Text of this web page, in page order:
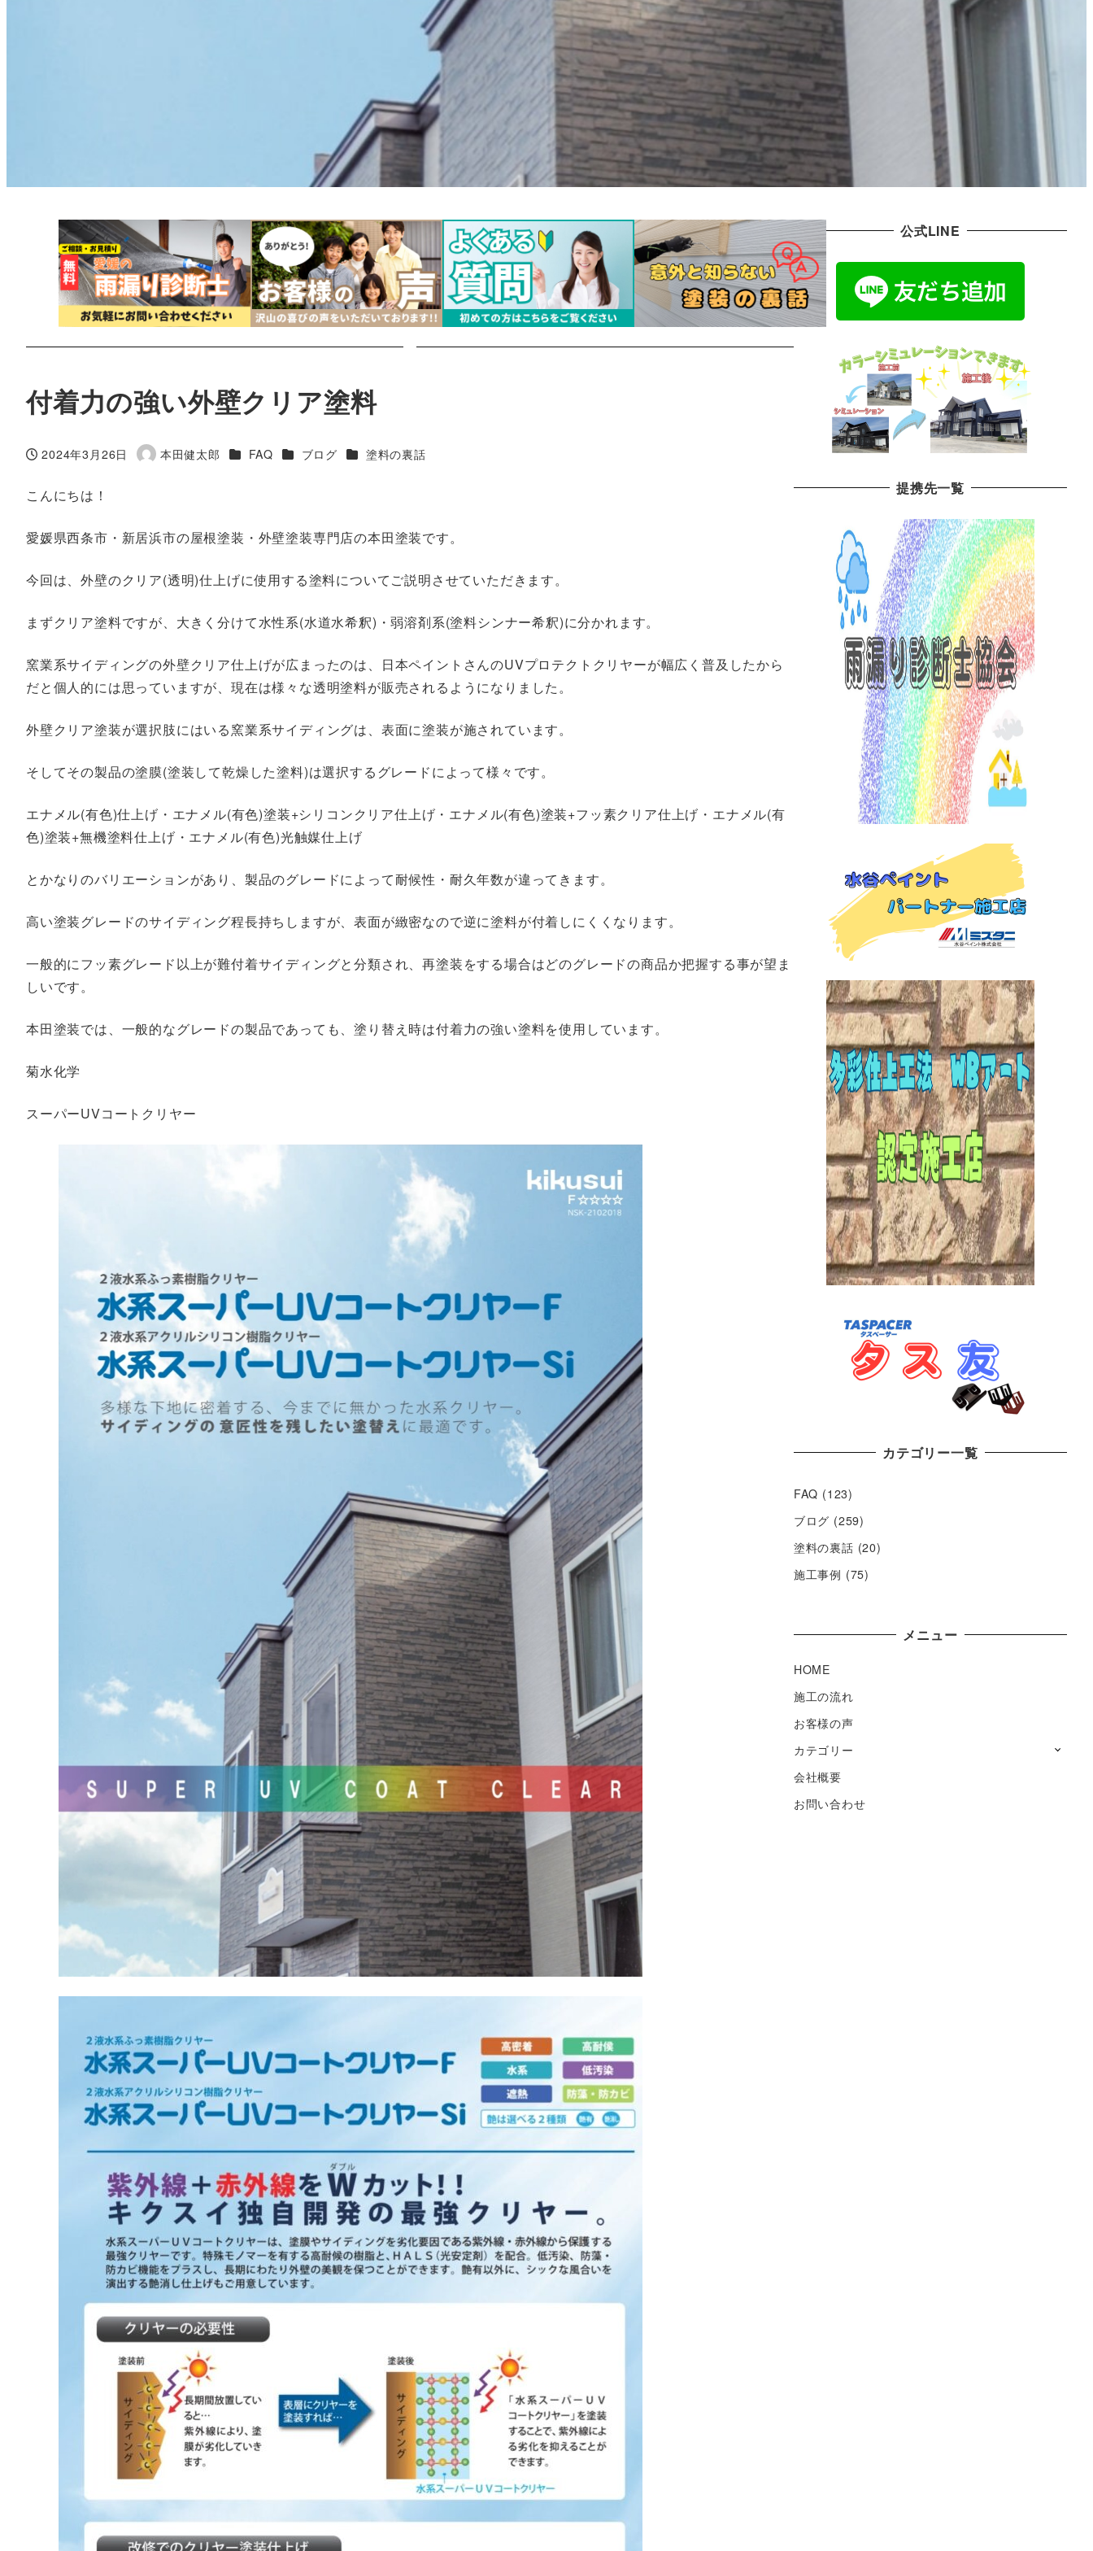
付着力の強い外壁クリア塗料
投稿日
2024年3月26日
著
本田健太郎 カテゴリー
FAQ カテゴリー
ブログ カテゴリー
塗料の裏話
こんにちは！
愛媛県西条市・新居浜市の屋根塗装・外壁塗装専門店の本田塗装です。
今回は、外壁のクリア(透明)仕上げに使用する塗料についてご説明させていただきます。
まずクリア塗料ですが、大きく分けて水性系(水道水希釈)・弱溶剤系(塗料シンナー希釈)に分かれます。
窯業系サイディングの外壁クリア仕上げが広まったのは、日本ペイントさんのUVプロテクトクリヤーが幅広く普及したから
だと個人的には思っていますが、現在は様々な透明塗料が販売されるようになりました。
外壁クリア塗装が選択肢にはいる窯業系サイディングは、表面に塗装が施されています。
そしてその製品の塗膜(塗装して乾燥した塗料)は選択するグレードによって様々です。
エナメル(有色)仕上げ・エナメル(有色)塗装+シリコンクリア仕上げ・エナメル(有色)塗装+フッ素クリア仕上げ・エナメル(有
色)塗装+無機塗料仕上げ・エナメル(有色)光触媒仕上げ
とかなりのバリエーションがあり、製品のグレードによって耐候性・耐久年数が違ってきます。
高い塗装グレードのサイディング程長持ちしますが、表面が緻密なので逆に塗料が付着しにくくなります。
一般的にフッ素グレード以上が難付着サイディングと分類され、再塗装をする場合はどのグレードの商品か把握する事が望ま
しいです。
本田塗装では、一般的なグレードの製品であっても、塗り替え時は付着力の強い塗料を使用しています。
菊水化学
スーパーUVコートクリヤー
公式LINE
提携先一覧
カテゴリー一覧
FAQ (123)
ブログ (259)
塗料の裏話 (20)
施工事例 (75)
メニュー
HOME
施工の流れ
お客様の声
カテゴリー
会社概要
お問い合わせ